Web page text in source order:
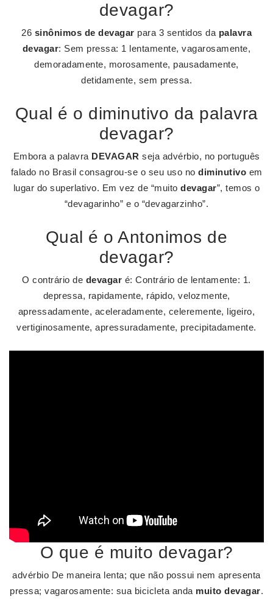
devagar?
26 sinônimos de devagar para 3 sentidos da palavra
devagar: Sem pressa: 1 lentamente, vagarosamente,
demoradamente, morosamente, pausadamente,
detidamente, sem pressa.
Qual é o diminutivo da palavra
devagar?
Embora a palavra DEVAGAR seja advérbio, no português
falado no Brasil consagrou-se o seu uso no diminutivo em
lugar do superlativo. Em vez de “muito devagar”, temos o
“devagarinho” e o “devagarzinho”.
Qual é o Antonimos de
devagar?
O contrário de devagar é: Contrário de lentamente: 1.
depressa, rapidamente, rápido, velozmente,
apressadamente, aceleradamente, celeremente, ligeiro,
vertiginosamente, apressuradamente, precipitadamente.
O que é muito devagar?
advérbio De maneira lenta; que não possui nem apresenta
pressa; vagarosamente: sua bicicleta anda muito devagar.